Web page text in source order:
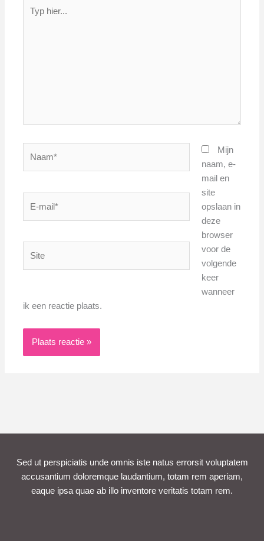
hier...
Mijn
naam, e-
mail en
site
opslaan in
deze
browser
voor de
volgende
keer
wanneer
ik een reactie plaats.
Sed ut perspiciatis unde omnis iste natus errorsit voluptatem
accusantium doloremque laudantium, totam rem aperiam,
eaque ipsa quae ab illo inventore veritatis totam rem.